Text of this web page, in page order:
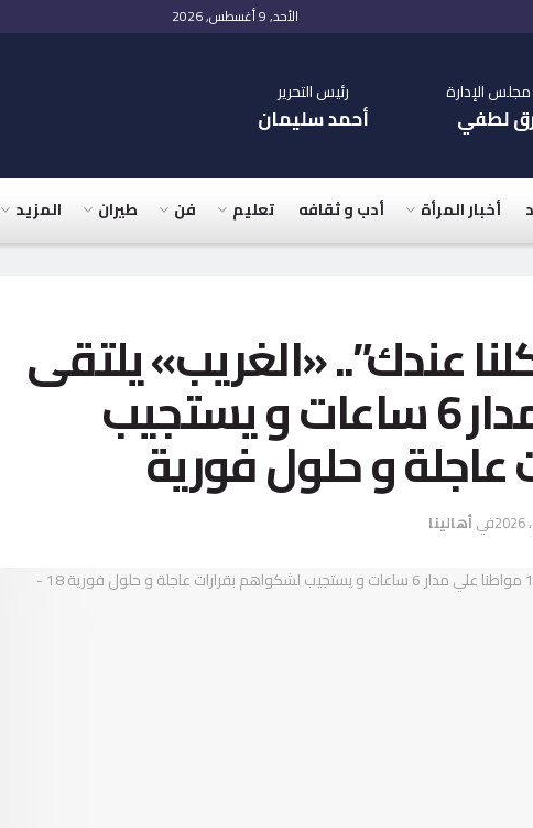
الأحد, 9 أغسطس, 2026
الإدارة
لطفي
رئيس التحرير
أحمد سليمان
أخبار المرأة أدب و ثقافه تعليم فن طيران المزيد
عندك”.. «الغريب» يلتقى
115 مواطنا علي مدار 6 ساعات و يستجيب
و حلول فورية
فيأهالينا